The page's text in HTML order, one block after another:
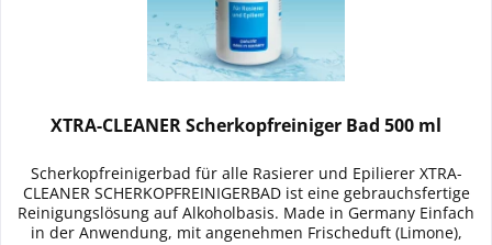
XTRA-CLEANER Scherkopfreiniger Bad 500 ml
Scherkopfreinigerbad für alle Rasierer und Epilierer XTRA-
CLEANER SCHERKOPFREINIGERBAD ist eine gebrauchsfertige
Reinigungslösung auf Alkoholbasis. Made in Germany Einfach
in der Anwendung, mit angenehmen Frischeduft (Limone),